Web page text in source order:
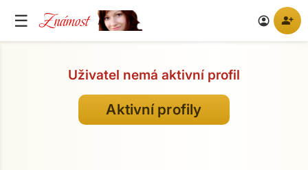
☰ Známost account_circle person_add
Uživatel nemá aktivní profil
Aktivní profily